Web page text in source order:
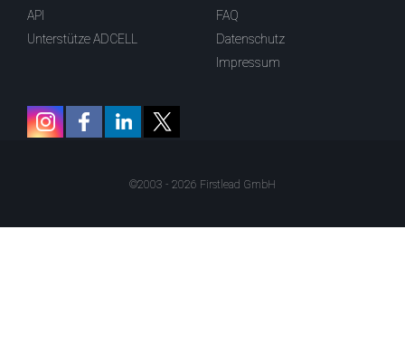
API
Unterstütze ADCELL
FAQ
Datenschutz
Impressum
©2003 - 2026 Firstlead GmbH